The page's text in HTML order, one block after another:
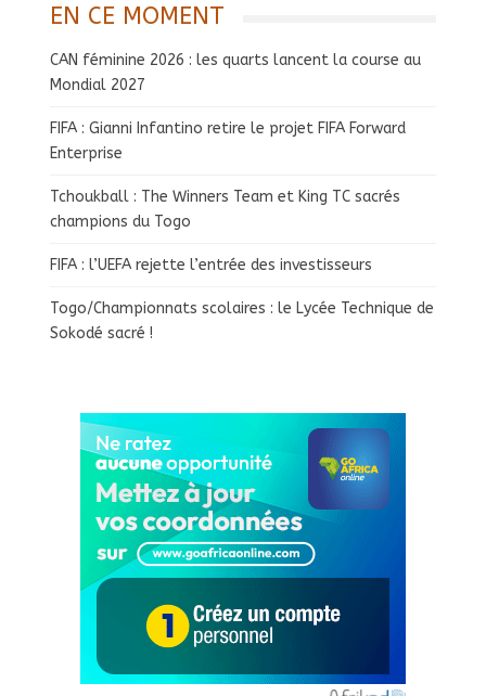
EN CE MOMENT
CAN féminine 2026 : les quarts lancent la course au
Mondial 2027
FIFA : Gianni Infantino retire le projet FIFA Forward
Enterprise
Tchoukball : The Winners Team et King TC sacrés
champions du Togo
FIFA : l’UEFA rejette l’entrée des investisseurs
Togo/Championnats scolaires : le Lycée Technique de
Sokodé sacré !